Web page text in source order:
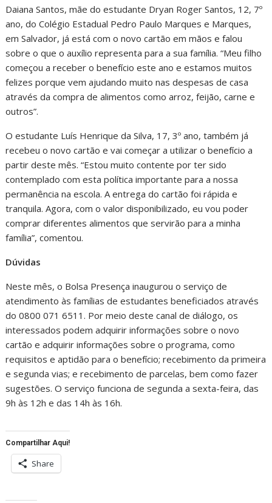
Daiana Santos, mãe do estudante Dryan Roger Santos, 12, 7º
ano, do Colégio Estadual Pedro Paulo Marques e Marques,
em Salvador, já está com o novo cartão em mãos e falou
sobre o que o auxílio representa para a sua família. “Meu filho
começou a receber o benefício este ano e estamos muitos
felizes porque vem ajudando muito nas despesas de casa
através da compra de alimentos como arroz, feijão, carne e
outros”.
O estudante Luís Henrique da Silva, 17, 3º ano, também já
recebeu o novo cartão e vai começar a utilizar o benefício a
partir deste mês. “Estou muito contente por ter sido
contemplado com esta política importante para a nossa
permanência na escola. A entrega do cartão foi rápida e
tranquila. Agora, com o valor disponibilizado, eu vou poder
comprar diferentes alimentos que servirão para a minha
família”, comentou.
Dúvidas
Neste mês, o Bolsa Presença inaugurou o serviço de
atendimento às famílias de estudantes beneficiados através
do 0800 071 6511. Por meio deste canal de diálogo, os
interessados podem adquirir informações sobre o novo
cartão e adquirir informações sobre o programa, como
requisitos e aptidão para o benefício; recebimento da primeira
e segunda vias; e recebimento de parcelas, bem como fazer
sugestões. O serviço funciona de segunda a sexta-feira, das
9h às 12h e das 14h às 16h.
Compartilhar Aqui!
Share